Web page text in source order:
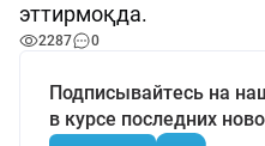
эттирмоқда.
2287 0
Подписывайтесь на
в курсе последних